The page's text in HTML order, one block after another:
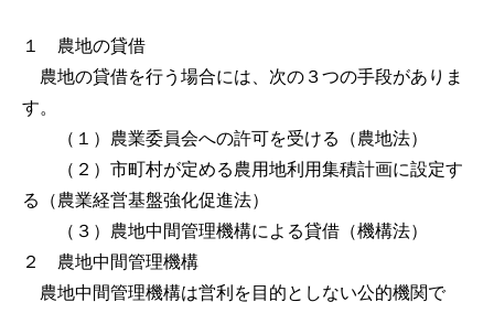
１ 農地の貸借
農地の貸借を行う場合には、次の３つの手段がありま
す。
（１）農業委員会への許可を受ける（農地法）
（２）市町村が定める農用地利用集積計画に設定す
る（農業経営基盤強化促進法）
（３）農地中間管理機構による貸借（機構法）
２ 農地中間管理機構
農地中間管理機構は営利を目的としない公的機関で